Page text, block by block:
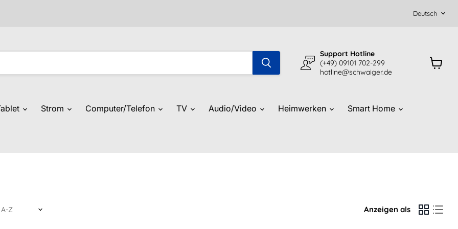
DeutschAbsenden
Support Hotline
(+49) 09101 702-299
hotline@schwaiger.de
Strom Computer/Telefon TV Audio/Video Heimwerken Smart Home
Anzeigen als